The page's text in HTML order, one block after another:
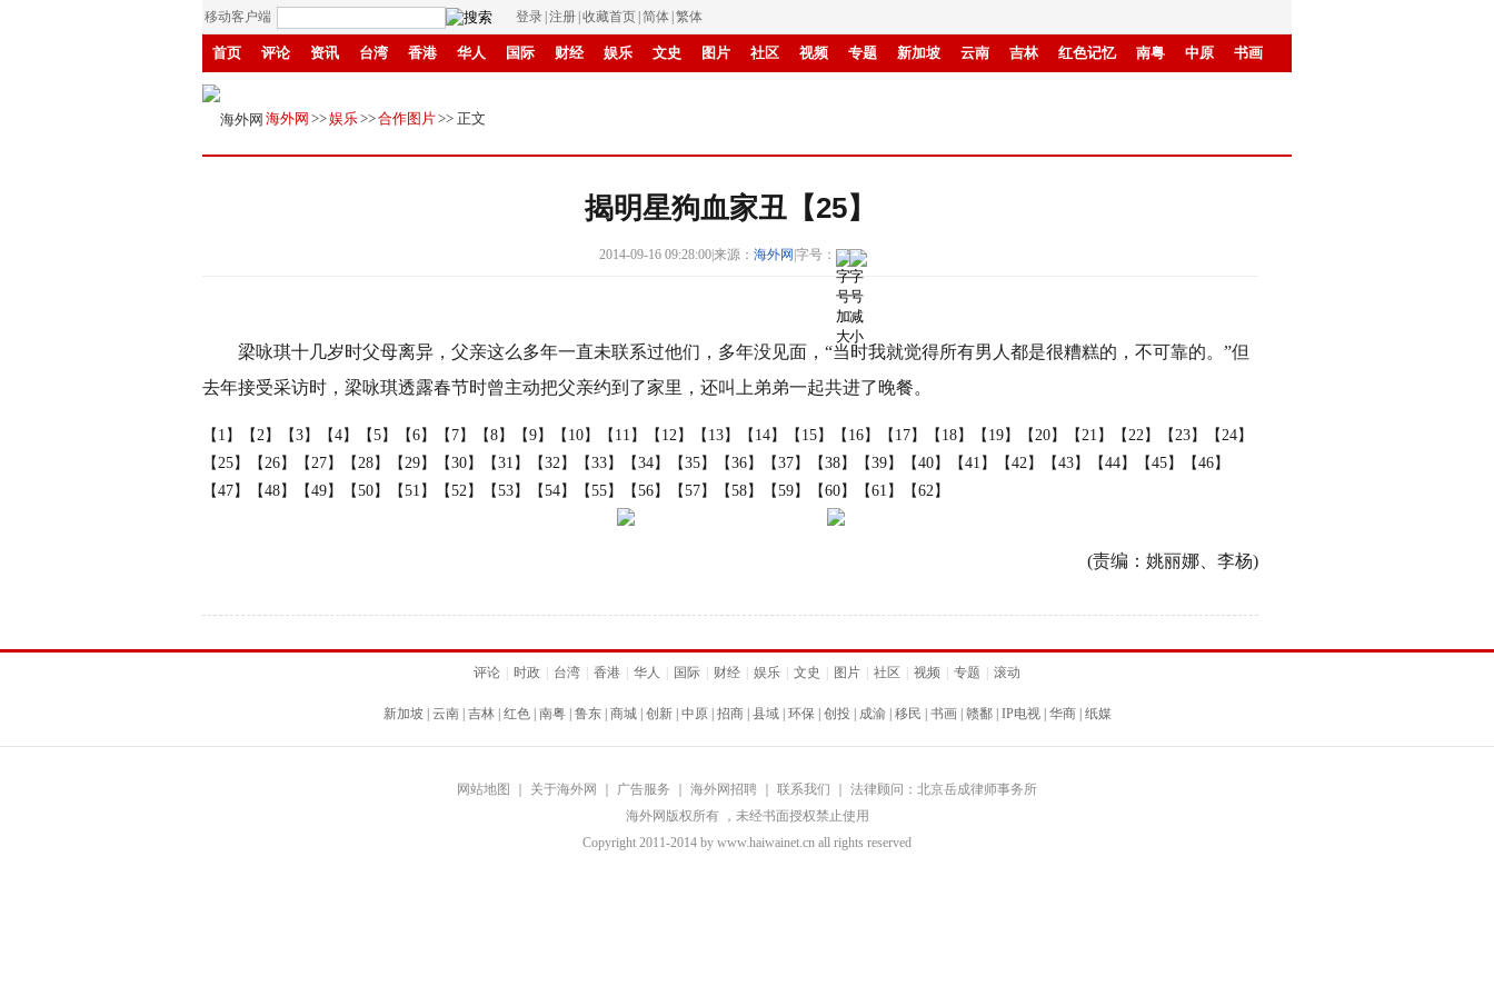
移动客户端 登录 注册 收藏首页 简体 繁体
首页 评论 资讯 台湾 香港 华人 国际 财经 娱乐 文史 图片 社区 视频 专题 新加坡 云南 吉林 红色记忆 南粤 中原 书画
丝路
海外网 >>娱乐>>合作图片>> 正文
揭明星狗血家丑【25】
2014-09-16 09:28:00|来源： 海外网 字号：
梁咏琪十几岁时父母离异，父亲这么多年一直未联系过他们，多年没见面，“当时我就觉得所有男人都是很糟糕的，不可靠的。”但
去年接受采访时，梁咏琪透露春节时曾主动把父亲约到了家里，还叫上弟弟一起共进了晚餐。
【1】 【2】 【3】 【4】 【5】 【6】 【7】 【8】 【9】 【10】 【11】 【12】 【13】 【14】 【15】 【16】 【17】 【18】 【19】 【20】 【21】 【22】 【23】
【24】
【25】
【26】 【27】 【28】 【29】 【30】 【31】 【32】 【33】 【34】 【35】 【36】 【37】 【38】 【39】 【40】 【41】 【42】 【43】 【44】 【45】
【46】
【47】
【48】 【49】 【50】 【51】 【52】 【53】 【54】 【55】 【56】 【57】 【58】 【59】 【60】 【61】 【62】
(责编：姚丽娜、李杨)
评论 时政 台湾 香港 华人 国际 财经 娱乐 文史 图片 社区 视频 专题 滚动
新加坡 云南 吉林 红色 南粤 鲁东 商城 创新 中原 招商 县域 环保 创投 成渝 移民 书画 赣鄱 IP电视 华商 纸媒
网站地图 关于海外网 广告服务 海外网招聘 联系我们
法律顾问：北京岳成律师事务所
海外网版权所有 ，未经书面授权禁止使用
Copyright 2011-2014 by www.haiwainet.cn all rights reserved